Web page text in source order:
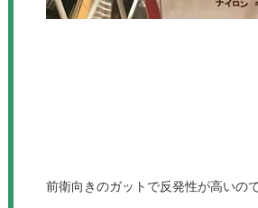
前衛向きのガットで反発性が高いの